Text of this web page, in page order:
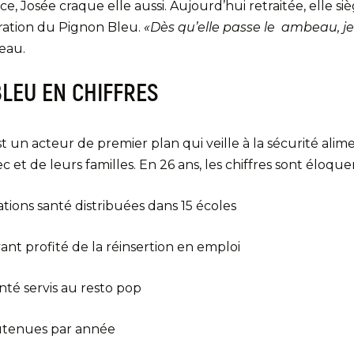
Josée craque elle aussi. Aujourd’hui retraitée, elle
du Pignon Bleu. «Dès qu’elle passe le ambeau,
EN CHIFFRES
un acteur de premier plan qui veille à la sécurité
et de leurs familles. En 26 ans, les chiffres sont
santé distribuées dans 15 écoles
profité de la réinsertion en emploi
servis au resto pop
par année